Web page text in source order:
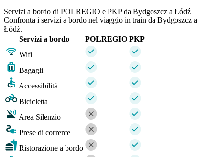
Servizi a bordo di POLREGIO e PKP da Bydgoszcz a Łódź
Confronta i servizi a bordo nel viaggio in train da Bydgoszcz a
Łódź.
Servizi a bordo
POLREGIO PKP
Wifi
Bagagli
Accessibilità
Bicicletta
Area Silenzio
Prese di corrente
Ristorazione a bordo